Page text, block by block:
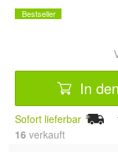
Bestseller
In
Sofort lieferbar
16 verkauft